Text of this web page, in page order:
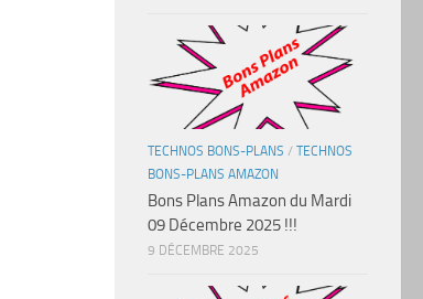
TECHNOS BONS-PLANS / TECHNOS
BONS-PLANS AMAZON
Bons Plans Amazon du Mardi
09 Décembre 2025 !!!
9 DÉCEMBRE 2025